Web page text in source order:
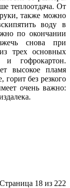
теплоотдача. От
также можно
воду в
по окончании
снова при
трех основных
и гофрокартон.
высокое пламя
горит без резкого
очень важно:
Страница 18 из 222